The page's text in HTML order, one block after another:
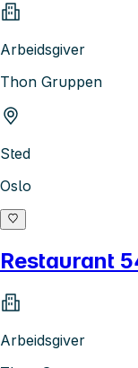
Arbeidsgiver
Thon Gruppen
Sted
Oslo
Restaurant
Arbeidsgiver